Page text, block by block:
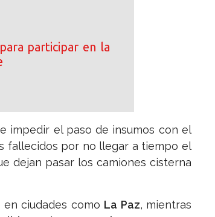
participar en la
impedir el paso de insumos con el
fallecidos por no llegar a tiempo el
dejan pasar los camiones cisterna
en ciudades como La Paz, mientras